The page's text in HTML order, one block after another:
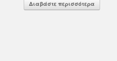
Διαβάστε περισσότερα